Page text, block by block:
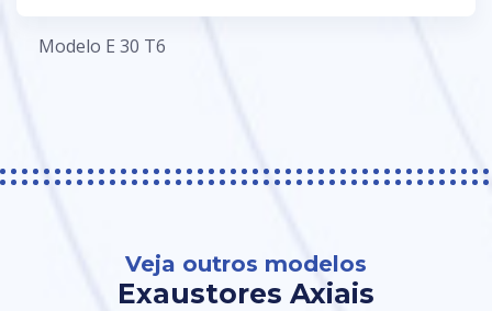
Modelo E 30 T6
Veja outros modelos
Exaustores Axiais